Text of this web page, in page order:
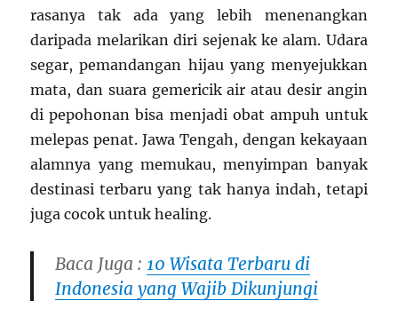
rasanya tak ada yang lebih menenangkan
daripada melarikan diri sejenak ke alam. Udara
segar, pemandangan hijau yang menyejukkan
mata, dan suara gemericik air atau desir angin
di pepohonan bisa menjadi obat ampuh untuk
melepas penat. Jawa Tengah, dengan kekayaan
alamnya yang memukau, menyimpan banyak
destinasi terbaru yang tak hanya indah, tetapi
juga cocok untuk healing.
Baca Juga : 10 Wisata Terbaru di
Indonesia yang Wajib Dikunjungi